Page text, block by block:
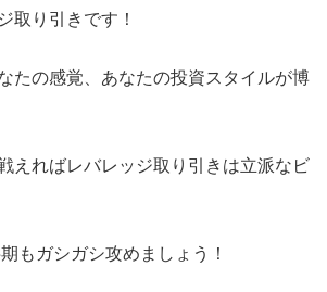
取り引きです！
たの感覚、あなたの投資スタイルが博
えればレバレッジ取り引きは立派なビ
もガシガシ攻めましょう！